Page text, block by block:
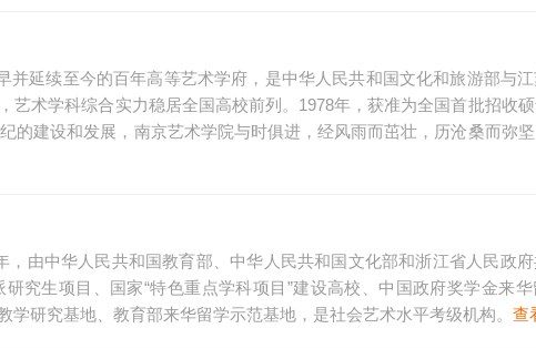
并延续至今的百年高等艺术学府，是中华人民共和国文化和旅游部与
艺术学科综合实力稳居全国高校前列。1978年，获准为全国首批招收
的建设和发展，南京艺术学院与时俱进，经风雨而茁壮，历沧桑而弥
，由中华人民共和国教育部、中华人民共和国文化部和浙江省人民政
究生项目、国家“特色重点学科项目”建设高校、中国政府奖学金来
研究基地、教育部来华留学示范基地，是社会艺术水平考级机构。 查